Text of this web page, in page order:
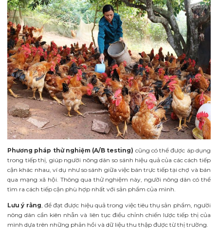
Phương pháp thử nghiệm (A/B testing) cũng có thể được áp dụng
trong tiếp thị, giúp người nông dân so sánh hiệu quả của các cách tiếp
cận khác nhau, ví dụ như so sánh giữa việc bán trực tiếp tại chợ và bán
qua mạng xã hội. Thông qua thử nghiệm này, người nông dân có thể
tìm ra cách tiếp cận phù hợp nhất với sản phẩm của mình.
Lưu ý rằng , để đạt được hiệu quả trong việc tiêu thụ sản phẩm, người
nông dân cần kiên nhẫn và liên tục điều chỉnh chiến lược tiếp thị của
mình dựa trên những phản hồi và dữ liệu thu thập được từ thị trường.